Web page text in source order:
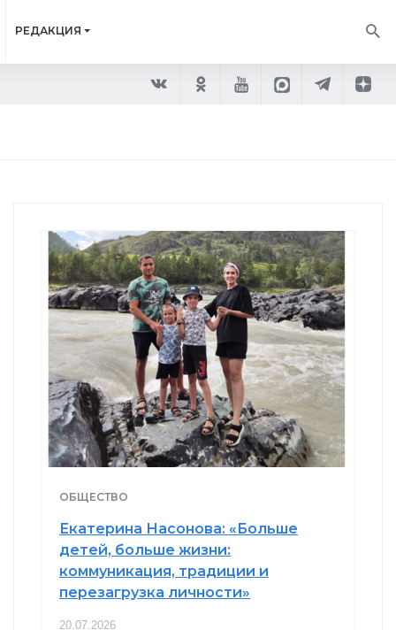
РЕДАКЦИЯ
ОБЩЕСТВО
Екатерина Насонова: «Больше
детей, больше жизни:
коммуникация, традиции и
перезагрузка личности»
20.07.2026